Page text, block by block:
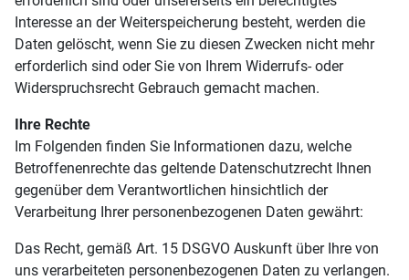
Interesse an der Weiterspeicherung besteht, werden die
Daten gelöscht, wenn Sie zu diesen Zwecken nicht mehr
erforderlich sind oder Sie von Ihrem Widerrufs- oder
Widerspruchsrecht Gebrauch gemacht machen.
Ihre Rechte
Im Folgenden finden Sie Informationen dazu, welche
Betroffenenrechte das geltende Datenschutzrecht Ihnen
gegenüber dem Verantwortlichen hinsichtlich der
Verarbeitung Ihrer personenbezogenen Daten gewährt:
Das Recht, gemäß Art. 15 DSGVO Auskunft über Ihre von
uns verarbeiteten personenbezogenen Daten zu verlangen.